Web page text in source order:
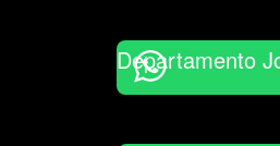
Departamento